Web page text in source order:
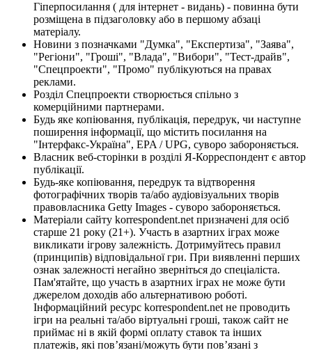
Гіперпосилання ( для інтернет - видань) - повинна бути
розміщена в підзаголовку або в першому абзаці
матеріалу.
Новини з позначками "Думка", "Експертиза", "Заява",
"Регіони", "Гроші", "Влада", "Вибори", "Тест-драйв",
"Спецпроекти", "Промо" публікуються на правах
реклами.
Розділ Спецпроекти створюється спільно з
комерційними партнерами.
Будь яке копіювання, публікація, передрук, чи наступне
поширення інформації, що містить посилання на
"Інтерфакс-Україна", EPA / UPG, суворо забороняється.
Власник веб-сторінки в розділі Я-Корреспондент є автор
публікації.
Будь-яке копіювання, передрук та відтворення
фотографічних творів та/або аудіовізуальних творів
правовласника Getty Images - суворо забороняється.
Матеріали сайту korrespondent.net призначені для осіб
старше 21 року (21+). Участь в азартних іграх може
викликати ігрову залежність. Дотримуйтесь правил
(принципів) відповідальної гри. При виявленні перших
ознак залежності негайно зверніться до спеціаліста.
Пам'ятайте, що участь в азартних іграх не може бути
джерелом доходів або альтернативою роботі.
Інформаційний ресурс korrespondent.net не проводить
ігри на реальні та/або віртуальні гроші, також сайт не
приймає ні в якій формі оплату ставок та інших
платежів, які пов’язані/можуть бути пов’язані з